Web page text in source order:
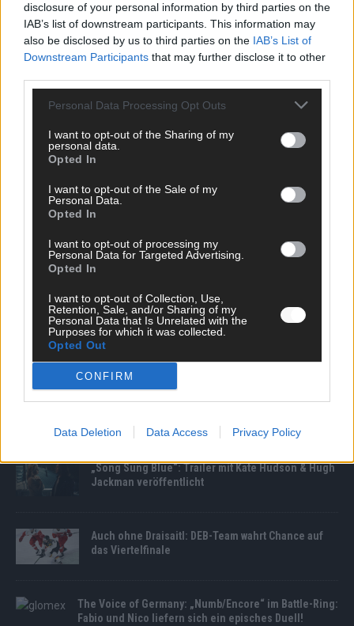
disclosure of your personal information by third parties on the
IAB’s list of downstream participants. This information may
also be disclosed by us to third parties on the IAB’s List of
Downstream Participants that may further disclose it to other
Personal Data Processing Opt Outs
I want to opt-out of the Sharing of my
personal data.
Opted In
I want to opt-out of the Sale of my
Personal Data.
Opted In
I want to opt-out of processing my
Personal Data for Targeted Advertising.
Opted In
I want to opt-out of Collection, Use,
Retention, Sale, and/or Sharing of my
Personal Data that Is Unrelated with the
Purposes for which it was collected.
Opted Out
CONFIRM
Data Deletion Data Access Privacy Policy
AD
FOLGE UNS BEI FACEBOOK
„Song Sung Blue“: Trailer mit Kate Hudson & Hugh
Jackman veröffentlicht
Auch ohne Draisaitl: DEB-Team wahrt Chance auf
das Viertelfinale
The Voice of Germany: „Numb/Encore“ im Battle-Ring:
Fabio und Nico liefern sich ein episches Duell!